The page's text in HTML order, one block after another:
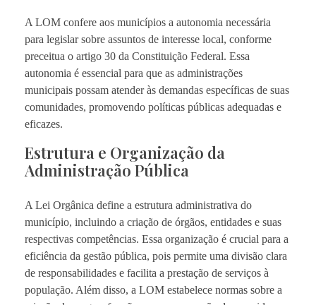
A LOM confere aos municípios a autonomia necessária
para legislar sobre assuntos de interesse local, conforme
preceitua o artigo 30 da Constituição Federal. Essa
autonomia é essencial para que as administrações
municipais possam atender às demandas específicas de suas
comunidades, promovendo políticas públicas adequadas e
eficazes.
Estrutura e Organização da
Administração Pública
A Lei Orgânica define a estrutura administrativa do
município, incluindo a criação de órgãos, entidades e suas
respectivas competências. Essa organização é crucial para a
eficiência da gestão pública, pois permite uma divisão clara
de responsabilidades e facilita a prestação de serviços à
população. Além disso, a LOM estabelece normas sobre a